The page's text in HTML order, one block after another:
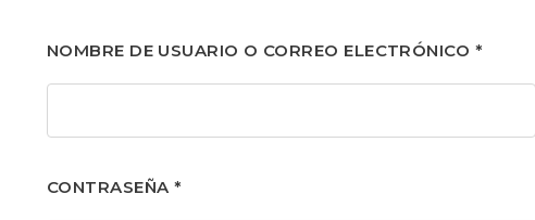
NOMBRE DE USUARIO O CORREO ELECTRÓNICO *
CONTRASEÑA *